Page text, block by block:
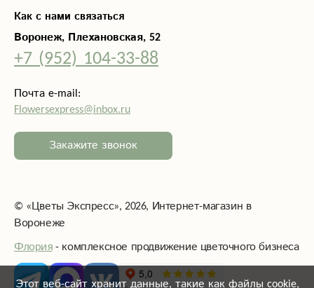
Этот веб-сайт хранит данные, такие как файлы cookie,
Как с нами связаться
Воронеж, Плехановская, 52
+7 (952) 104-33-88
Почта e-mail:
Flowersexpress@inbox.ru
Закажите звонок
© «Цветы Экспресс», 2026, Интернет-магазин в
Воронеже
Флория- комплексное продвижение цветочного бизнеса